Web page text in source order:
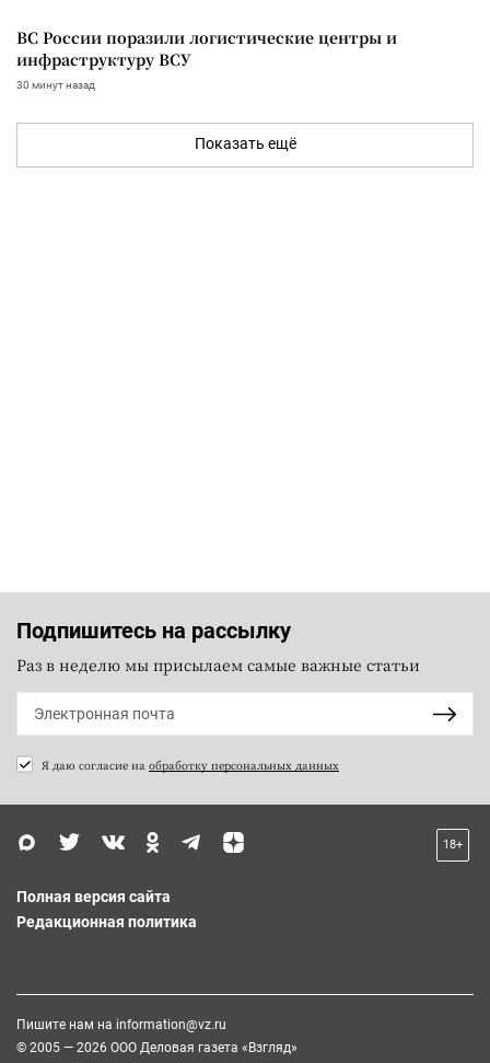
ВС России поразили логистические центры и
инфраструктуру ВСУ
30 минут назад
Показать ещё
Подпишитесь на рассылку
Раз в неделю мы присылаем самые важные статьи
Я даю согласие на обработку персональных данных
18+
Полная версия сайта
Редакционная политика
Пишите нам на information@vz.ru
© 2005 — 2026 ООО Деловая газета «Взгляд»